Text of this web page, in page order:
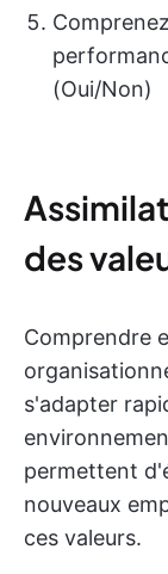
(Oui/Non)
des
Comprendre
s'adapter
permettent
nouveaux
ces valeurs.